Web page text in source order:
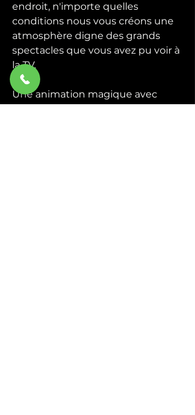
endroit, n'importe quelles
conditions nous vous créons une
atmosphère digne des grands
spectacles que vous avez pu voir à
la TV.
Une animation magique avec